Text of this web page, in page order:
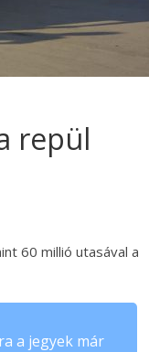
repül
60 millió utasával a
a jegyek már